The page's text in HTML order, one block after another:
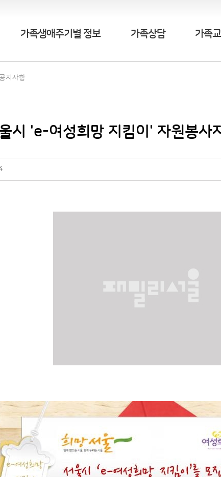
가족생애주기별 정보 가족상담 가족
지사항
시 'e-여성희망 지킴이' 자원봉사